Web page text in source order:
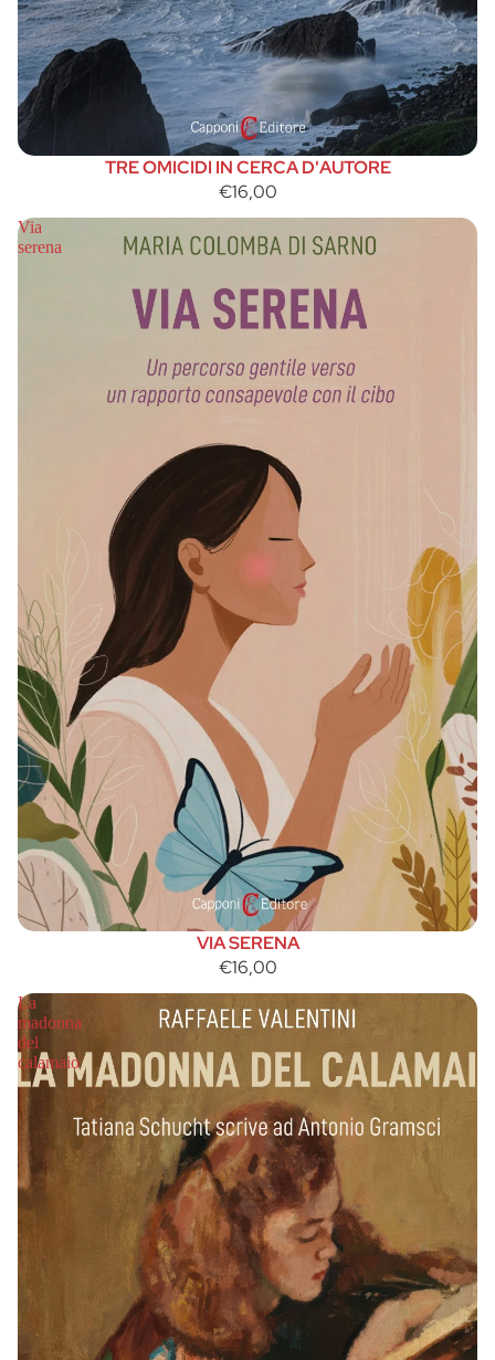
TRE OMICIDI IN CERCA D'AUTORE
€16,00
Via
serena
VIA SERENA
€16,00
La
madonna
del
calamaio